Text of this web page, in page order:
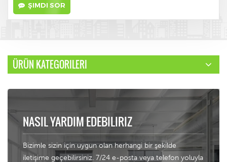
ŞIMDI SOR
ÜRÜN KATEGORILERI
NASIL YARDIM EDEBILIRIZ
Bizimle sizin için uygun olan herhangi bir şekilde
iletişime geçebilirsiniz. 7/24 e-posta veya telefon yoluyla